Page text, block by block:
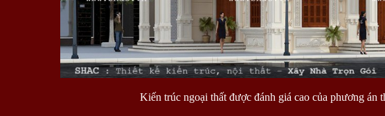
Kiến trúc ngoại thất được đánh giá cao của phương án